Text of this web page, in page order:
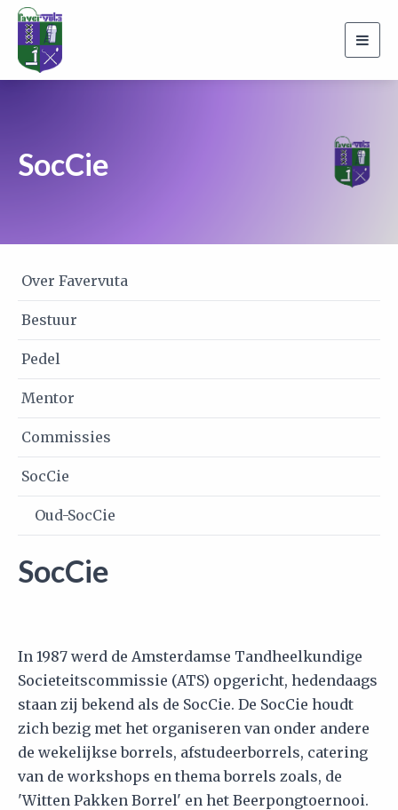
SocCie
Over Favervuta
Bestuur
Pedel
Mentor
Commissies
SocCie
Oud-SocCie
SocCie
In 1987 werd de Amsterdamse Tandheelkundige
Societeitscommissie (ATS) opgericht, hedendaags
staan zij bekend als de SocCie. De SocCie houdt
zich bezig met het organiseren van onder andere
de wekelijkse borrels, afstudeerborrels, catering
van de workshops en thema borrels zoals, de
'Witten Pakken Borrel' en het Beerpongtoernooi.